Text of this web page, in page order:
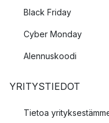
Black Friday
Cyber Monday
Alennuskoodi
YRITYSTIEDOT
Tietoa